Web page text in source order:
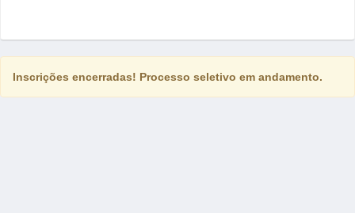
Inscrições encerradas! Processo seletivo em andamento.